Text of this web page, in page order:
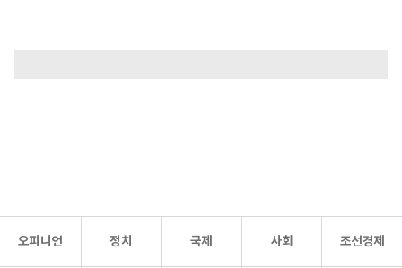
오피니언 정치 국제 사회 조선경제